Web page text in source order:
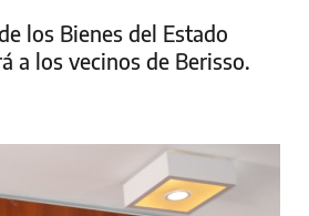
los Bienes del Estado
a los vecinos de Berisso.